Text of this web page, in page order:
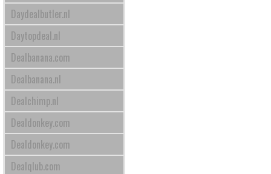
Daydealbutler.nl
Daytopdeal.nl
Dealbanana.com
Dealbanana.nl
Dealchimp.nl
Dealdonkey.com
Dealdonkey.com
Dealqlub.com